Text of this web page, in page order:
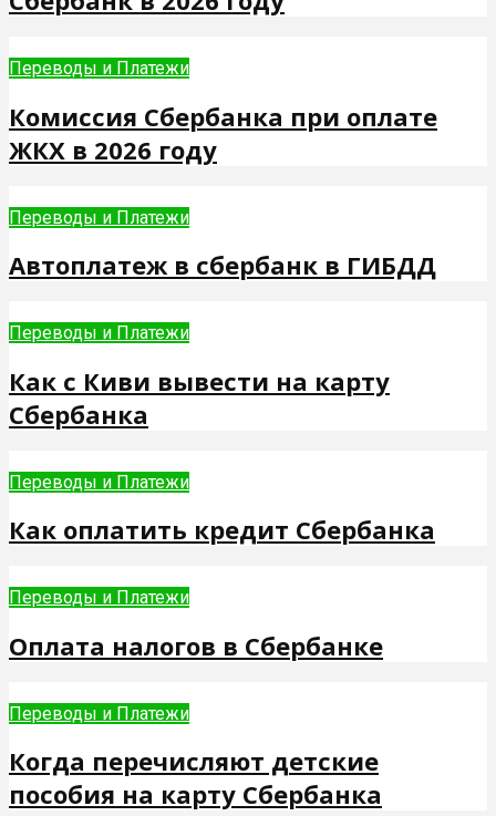
Переводы и Платежи
Комиссия Сбербанка при оплате
ЖКХ в 2026 году
Переводы и Платежи
Автоплатеж в сбербанк в ГИБДД
Переводы и Платежи
Как с Киви вывести на карту
Сбербанка
Переводы и Платежи
Как оплатить кредит Сбербанка
Переводы и Платежи
Оплата налогов в Сбербанке
Переводы и Платежи
Когда перечисляют детские
пособия на карту Сбербанка